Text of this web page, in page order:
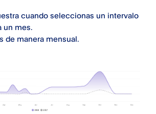
cuando seleccionas un intervalo
un mes.
de manera mensual.